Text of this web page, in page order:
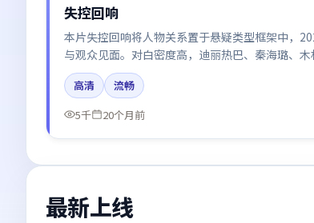
失控回响
本片失控回响将人物关系置于悬疑类型框架中，
与观众见面。对白密度高，迪丽热巴、秦海璐、木
哉、汤唯、谭卓的台词节奏值得关注；整体气质偏
市与冷色调摄影。
高清
流畅
5千
20个月前
最新上线